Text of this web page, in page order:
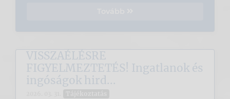
VISSZAÉLÉSRE
FIGYELMEZTETÉS! Ingatlanok és
ingóságok hird...